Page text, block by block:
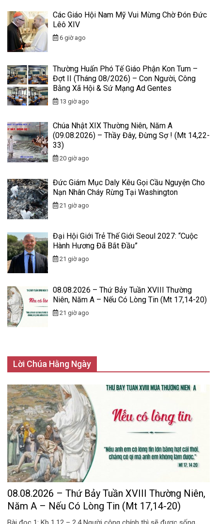
Các Giáo Hội Nam Mỹ Vui Mừng Chờ Đón Đức
Lêô XIV
6 giờ ago
Thường Huấn Phó Tế Giáo Phận Kon Tum –
Đợt II (Tháng 08/2026) – Con Người, Công
Bằng Xã Hội & Sứ Mạng Ad Gentes
13 giờ ago
Chúa Nhật XIX Thường Niên, Năm A
(09.08.2026) – Thầy Đây, Đừng Sợ ! (Mt 14,22-
33)
20 giờ ago
Đức Giám Mục Daly Kêu Gọi Cầu Nguyện Cho
Nạn Nhân Cháy Rừng Tại Washington
21 giờ ago
Đại Hội Giới Trẻ Thế Giới Seoul 2027: “Cuộc
Hành Hương Đã Bắt Đầu”
21 giờ ago
08.08.2026 – Thứ Bảy Tuần XVIII Thường
Niên, Năm A – Nếu Có Lòng Tin (Mt 17,14-20)
21 giờ ago
Lời Chúa Hằng Ngày
08.08.2026 – Thứ Bảy Tuần XVIII Thường Niên,
Năm A – Nếu Có Lòng Tin (Mt 17,14-20)